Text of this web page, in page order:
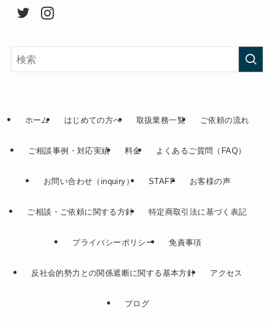
ホーム はじめての方へ 取扱業務一覧 ご依頼の流れ
ご相談事例・対応実績 料金 よくあるご質問（FAQ）
お問い合わせ（inquiry） STAFF お客様の声
ご相談・ご依頼に関する方針 特定商取引法に基づく表記
プライバシーポリシー 免責事項
反社会的勢力との関係遮断に関する基本方針 アクセス
ブログ